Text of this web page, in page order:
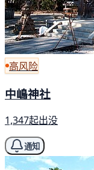
高风险
中嶋神社
1,347起出没
通知